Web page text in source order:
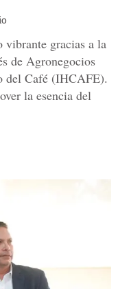
vibrante gracias a la
de Agronegocios
del Café (IHCAFE).
la esencia del